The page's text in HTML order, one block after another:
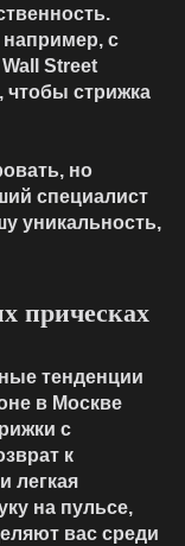
например, с
Street
чтобы стрижка
но
специалист
уникальность,
прическах
тенденции
в Москве
с
к
легкая
на пульсе,
вас среди